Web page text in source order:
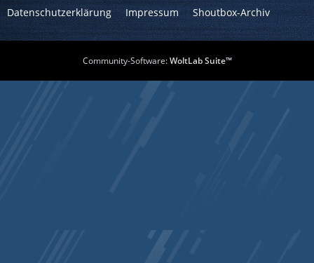
Datenschutzerklärung Impressum Shoutbox-Archiv
Community-Software:WoltLab Suite™